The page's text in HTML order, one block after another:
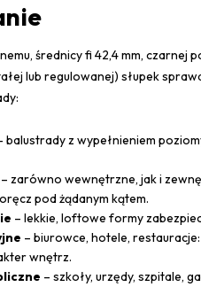
średnicy fi 42,4 mm, czarnej
lub regulowanej) słupek
balustrady z wypełnieniem
– zarówno wewnętrzne, jak i
pod żądanym kątem.
– lekkie, loftowe formy
– biurowce, hotele,
wnętrz.
– szkoły, urzędy, szpitale,